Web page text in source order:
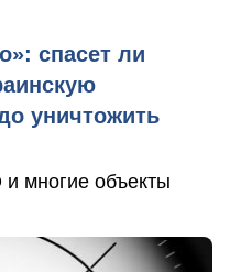
спасет ли
уничтожить
многие объекты